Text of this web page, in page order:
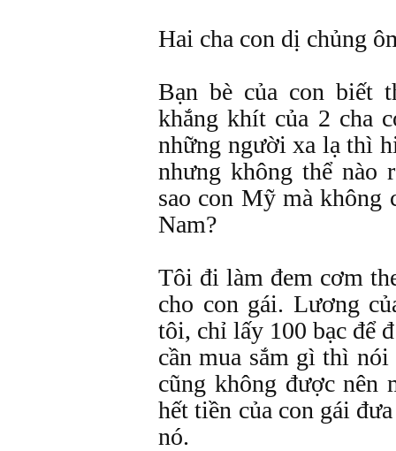
Hai cha con dị chủng
Bạn bè của con biết
khắng khít của 2 cha
những người xa lạ thì
nhưng không thể nào
sao con Mỹ mà không
Nam?
Tôi đi làm đem cơm
cho con gái. Lương
tôi, chỉ lấy 100 bạc để
cần mua sắm gì thì
cũng không được nên
hết tiền của con gái
nó.